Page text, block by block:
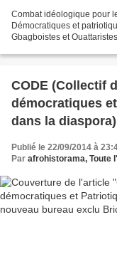
Combat idéologique pour
Démocratiques et
Gbagboistes et
CODE (Collectif
démocratiques
dans la diaspora): Le nouveau
Brice Nitcheu.
Publié le 22/09/2014 à
Par afrohistorama, Toute